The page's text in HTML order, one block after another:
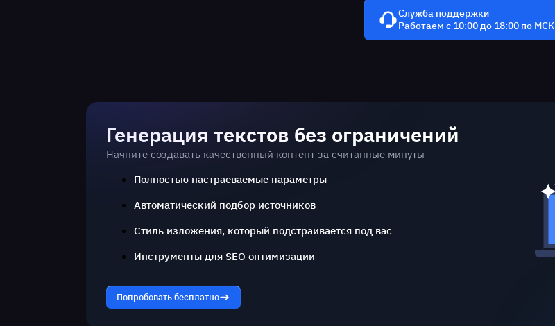
Служба поддержки
Работаем с 10:00 до 18:00 по МСК
Генерация текстов без ограничений
Начните создавать качественный контент за считанные минуты
Полностью настраеваемые параметры
Автоматический подбор источников
Стиль изложения, который подстраивается под вас
Инструменты для SEO оптимизации
Попробовать бесплатно